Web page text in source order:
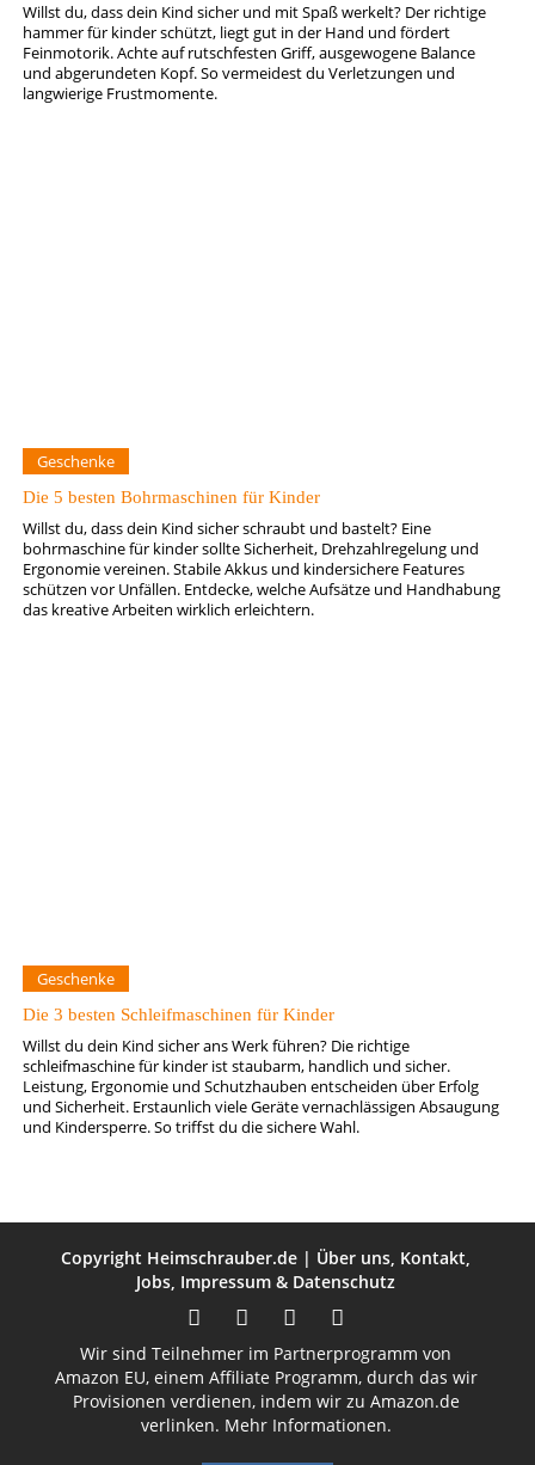
Willst du, dass dein Kind sicher und mit Spaß werkelt? Der richtige
hammer für kinder schützt, liegt gut in der Hand und fördert
Feinmotorik. Achte auf rutschfesten Griff, ausgewogene Balance
und abgerundeten Kopf. So vermeidest du Verletzungen und
langwierige Frustmomente.
Geschenke
Die 5 besten Bohrmaschinen für Kinder
Willst du, dass dein Kind sicher schraubt und bastelt? Eine
bohrmaschine für kinder sollte Sicherheit, Drehzahlregelung und
Ergonomie vereinen. Stabile Akkus und kindersichere Features
schützen vor Unfällen. Entdecke, welche Aufsätze und Handhabung
das kreative Arbeiten wirklich erleichtern.
Geschenke
Die 3 besten Schleifmaschinen für Kinder
Willst du dein Kind sicher ans Werk führen? Die richtige
schleifmaschine für kinder ist staubarm, handlich und sicher.
Leistung, Ergonomie und Schutzhauben entscheiden über Erfolg
und Sicherheit. Erstaunlich viele Geräte vernachlässigen Absaugung
und Kindersperre. So triffst du die sichere Wahl.
Copyright Heimschrauber.de | Über uns, Kontakt,
Jobs, Impressum & Datenschutz
Wir sind Teilnehmer im Partnerprogramm von
Amazon EU, einem Affiliate Programm, durch das wir
Provisionen verdienen, indem wir zu Amazon.de
verlinken. Mehr Informationen.